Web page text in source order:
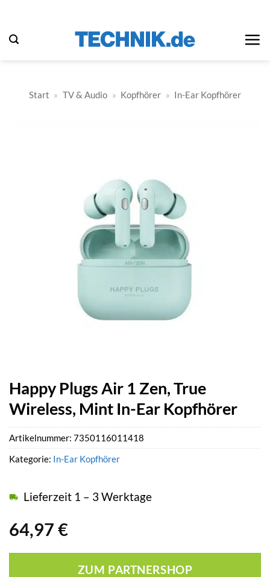
springen
Start » TV & Audio » Kopfhörer » In-Ear Kopfhörer
Happy Plugs Air 1 Zen, True
Wireless, Mint In-Ear Kopfhörer
64,97 €
Lieferzeit 1 – 3 Werktage
ZUM PARTNERSHOP
Artikelnummer: 7350116011418
Kategorie: In-Ear Kopfhörer